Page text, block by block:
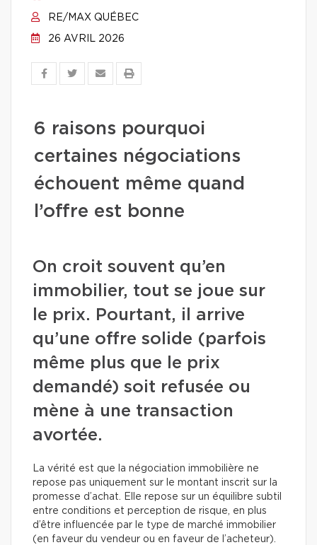
RE/MAX QUÉBEC
26 AVRIL 2026
6 raisons pourquoi
certaines négociations
échouent même quand
l’offre est bonne
On croit souvent qu’en
immobilier, tout se joue sur
le prix. Pourtant, il arrive
qu’une offre solide (parfois
même plus que le prix
demandé) soit refusée ou
mène à une transaction
avortée.
La vérité est que la négociation immobilière ne
repose pas uniquement sur le montant inscrit sur la
promesse d’achat. Elle repose sur un équilibre subtil
entre conditions et perception de risque, en plus
d’être influencée par le type de marché immobilier
(en faveur du vendeur ou en faveur de l’acheteur).